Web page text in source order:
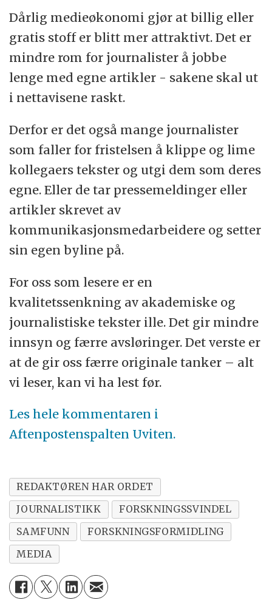
politiske forslag og ren fusk. Øvrige uker
skriver Simen Gaure, Kristian Gundersen og
Øyvind Østerud.
Dårlig medieøkonomi gjør at billig eller
gratis stoff er blitt mer attraktivt. Det er
mindre rom for journalister å jobbe
lenge med egne artikler - sakene skal ut
i nettavisene raskt.
Derfor er det også mange journalister
som faller for fristelsen å klippe og lime
kollegaers tekster og utgi dem som deres
egne. Eller de tar pressemeldinger eller
artikler skrevet av
kommunikasjonsmedarbeidere og setter
sin egen byline på.
For oss som lesere er en
kvalitetssenkning av akademiske og
journalistiske tekster ille. Det gir mindre
innsyn og færre avsløringer. Det verste er
at de gir oss færre originale tanker – alt
vi leser, kan vi ha lest før.
Les hele kommentaren i
Aftenpostenspalten Uviten.
REDAKTØREN HAR ORDET
JOURNALISTIKK
FORSKNINGSSVINDEL
SAMFUNN
FORSKNINGSFORMIDLING
MEDIA